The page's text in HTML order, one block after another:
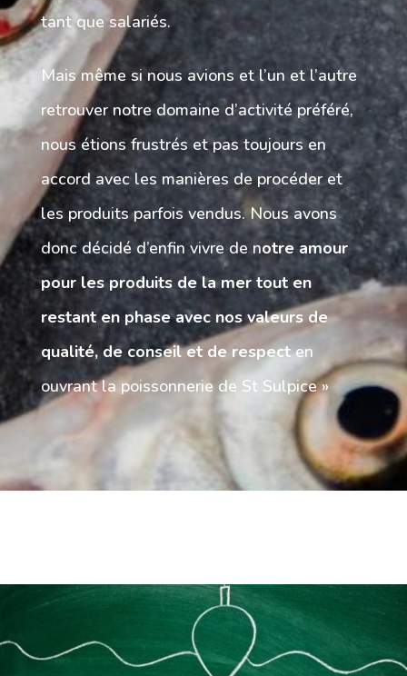
tant que salariés.
Mais même si nous avions et l’un et l’autre
retrouver notre domaine d’activité préféré,
nous étions frustrés et pas toujours en
accord avec les manières de procéder et
les produits parfois vendus. Nous avons
donc décidé d’enfin vivre de notre amour
pour les produits de la mer tout en
restant en phase avec nos valeurs de
qualité, de conseil et de respecten
ouvrant la poissonnerie de St Sulpice »